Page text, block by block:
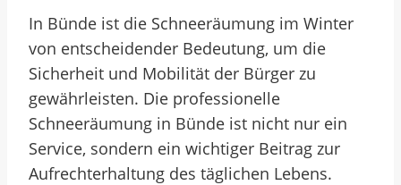
In Bünde ist die Schneeräumung im Winter
von entscheidender Bedeutung, um die
Sicherheit und Mobilität der Bürger zu
gewährleisten. Die professionelle
Schneeräumung in Bünde ist nicht nur ein
Service, sondern ein wichtiger Beitrag zur
Aufrechterhaltung des täglichen Lebens.